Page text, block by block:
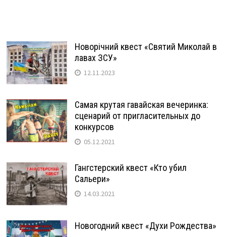
Новорічний квест «Святий Миколай в
лавах ЗСУ»
12.11.2023
Самая крутая гавайская вечеринка:
сценарий от пригласительных до
конкурсов
05.12.2021
Гангстерский квест «Кто убил
Сальери»
14.03.2021
Новогодний квест «Духи Рождества»